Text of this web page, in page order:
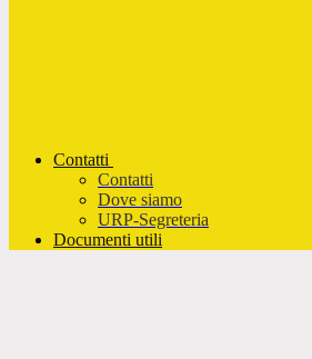
Contatti
Contatti
Dove siamo
URP-Segreteria
Documenti utili